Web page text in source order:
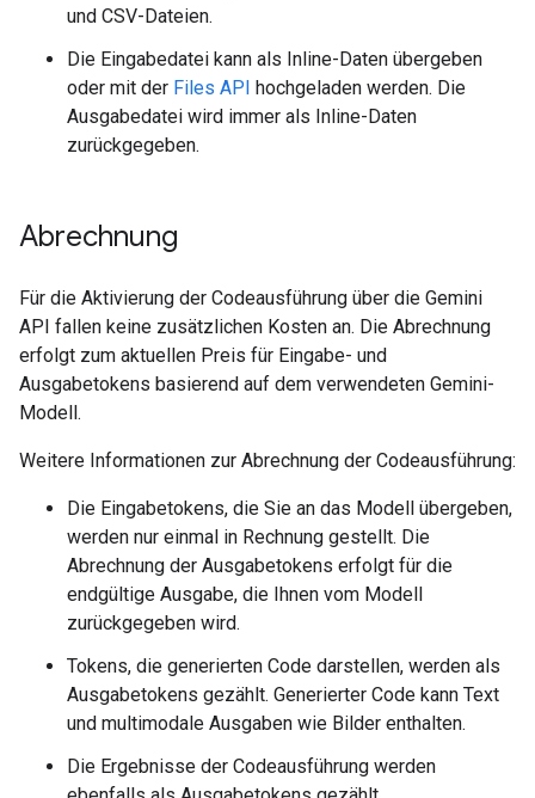
und CSV-Dateien.
Die Eingabedatei kann als Inline-Daten übergeben
oder mit der Files API hochgeladen werden. Die
Ausgabedatei wird immer als Inline-Daten
zurückgegeben.
Abrechnung
Für die Aktivierung der Codeausführung über die Gemini
API fallen keine zusätzlichen Kosten an. Die Abrechnung
erfolgt zum aktuellen Preis für Eingabe- und
Ausgabetokens basierend auf dem verwendeten Gemini-
Modell.
Weitere Informationen zur Abrechnung der Codeausführung:
Die Eingabetokens, die Sie an das Modell übergeben,
werden nur einmal in Rechnung gestellt. Die
Abrechnung der Ausgabetokens erfolgt für die
endgültige Ausgabe, die Ihnen vom Modell
zurückgegeben wird.
Tokens, die generierten Code darstellen, werden als
Ausgabetokens gezählt. Generierter Code kann Text
und multimodale Ausgaben wie Bilder enthalten.
Die Ergebnisse der Codeausführung werden